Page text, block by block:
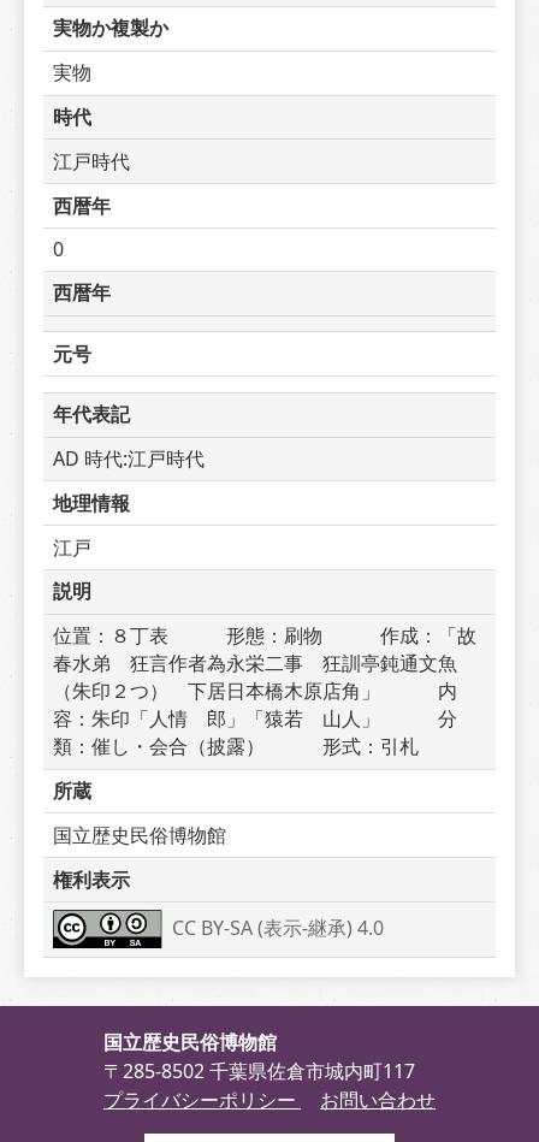
実物か複製か
実物
時代
江戸時代
西暦年
0
西暦年
元号
年代表記
AD 時代:江戸時代
地理情報
江戸
説明
位置：８丁表　　　形態：刷物　　　作成：「故
春水弟　狂言作者為永栄二事　狂訓亭鈍通文魚
（朱印２つ）　下居日本橋木原店角」　　　内
容：朱印「人情　郎」「猿若　山人」　　　分
類：催し・会合（披露）　　　形式：引札
所蔵
国立歴史民俗博物館
権利表示
CC BY-SA (表示-継承) 4.0
国立歴史民俗博物館
〒285-8502 千葉県佐倉市城内町117
プライバシーポリシー
お問い合わせ